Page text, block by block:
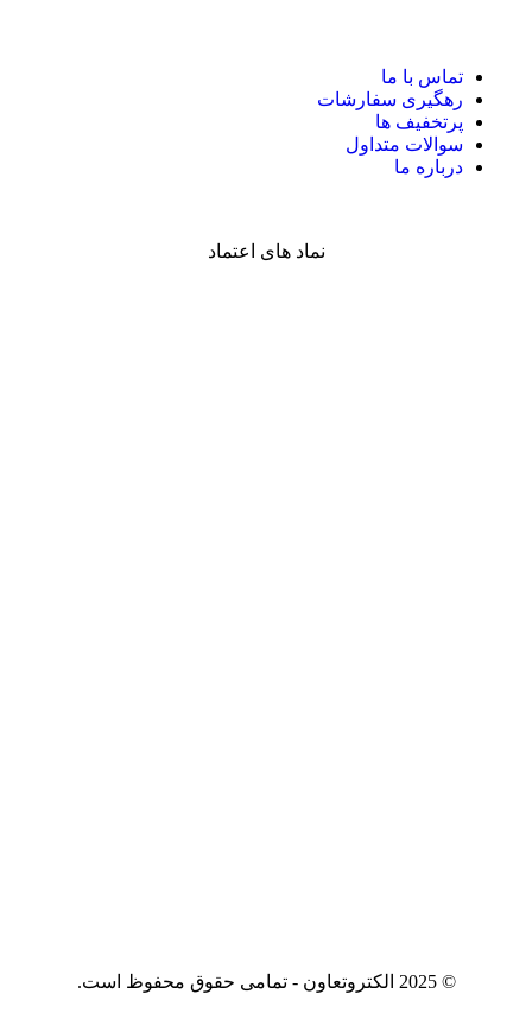
تماس با ما
رهگیری سفارشات
پرتخفیف ها
سوالات متداول
درباره ما
نماد های اعتماد
© 2025 الکتروتعاون - تمامی حقوق محفوظ است.